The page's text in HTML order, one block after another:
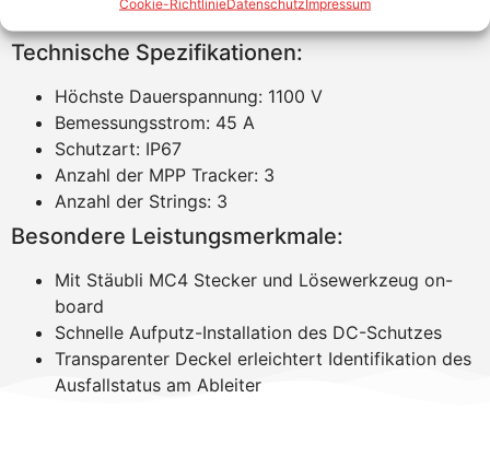
Cookie-RichtlinieDatenschutzImpressum
Konformität mit relevanten internationalen Normen
Technische Spezifikationen:
Höchste Dauerspannung: 1100 V
Bemessungsstrom: 45 A
Schutzart: IP67
Anzahl der MPP Tracker: 3
Anzahl der Strings: 3
Besondere Leistungsmerkmale:
Mit Stäubli MC4 Stecker und Lösewerkzeug on-
board
Schnelle Aufputz-Installation des DC-Schutzes
Transparenter Deckel erleichtert Identifikation des
Ausfallstatus am Ableiter